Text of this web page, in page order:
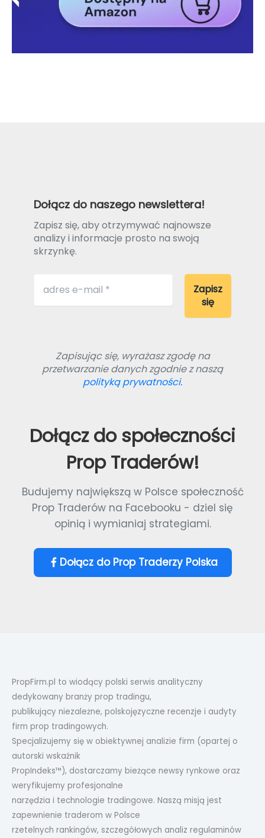
Dołącz do naszego newslettera!
Zapisz się, aby otrzymywać najnowsze
analizy i informacje prosto na swoją
skrzynkę.
Zapisując się, wyrażasz zgodę na
przetwarzanie danych zgodnie z naszą
polityką prywatności.
Dołącz do społeczności
Prop Traderów!
Budujemy największą w Polsce społeczność
Prop Traderów na Facebooku - dziel się
opinią i wymianiaj strategiami.
Dołącz do Prop Traderzy Polska
PropFirm.pl to wiodący polski serwis analityczny
dedykowany branży prop tradingu,
publikujący niezależne, polskojęzyczne recenzje i audyty
firm prop tradingowych.
Specjalizujemy się w obiektywnej analizie firm (opartej o
autorski wskaźnik
PropIndeks™), dostarczamy bieżące newsy rynkowe oraz
weryfikujemy profesjonalne
narzędzia i technologie tradingowe. Naszą misją jest
zapewnienie traderom w Polsce
rzetelnych rankingów, szczegółowych analiz regulaminów